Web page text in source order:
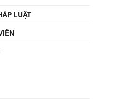
LUẬT